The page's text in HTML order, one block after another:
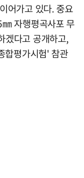
어가고 있다. 중요
자행평곡사포 무
겠다고 공개하고,
합평가시험' 참관